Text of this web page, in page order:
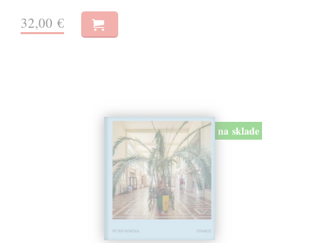
32,00 €
na sklade